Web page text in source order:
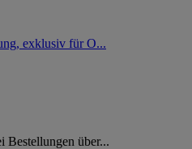
exklusiv für O...
Bestellungen über...